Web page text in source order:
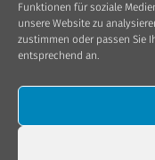
Funktionen für soziale
unsere Website zu
zustimmen oder passen Sie
entsprechend an.